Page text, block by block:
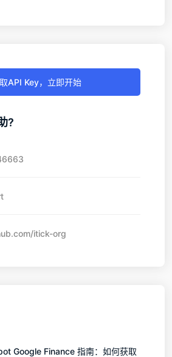
API Key，立即开始
?
itick-org
Google Finance 指南：如何获取